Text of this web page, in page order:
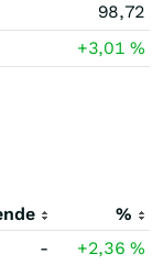
98,72
+3,01%
%
- +2,36%